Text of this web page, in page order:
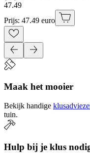
47.49
Prijs: 47.49 euro
Maak het mooier
Bekijk handige
tuin.
Hulp bij je klus